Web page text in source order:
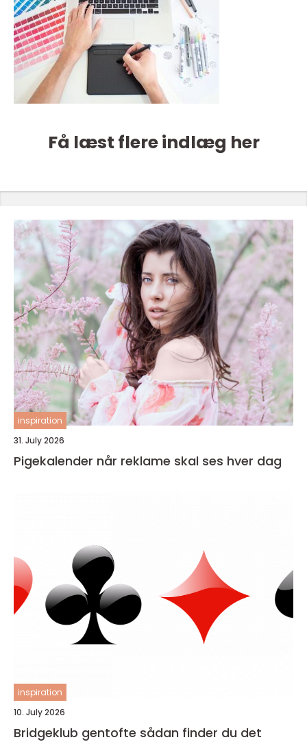
Få læst flere indlæg her
inspiration
31. July 2026
Pigekalender når reklame skal ses hver dag
inspiration
10. July 2026
Bridgeklub gentofte sådan finder du det